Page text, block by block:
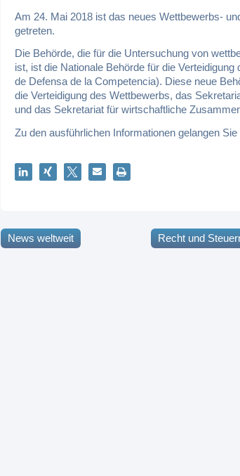
Am 24. Mai 2018 ist das neues Wettbewerbs-
getreten.
Die Behörde, die für die Untersuchung von
ist, ist die Nationale Behörde für die
de Defensa de la Competencia). Diese neue
die Verteidigung des Wettbewerbs, das
und das Sekretariat für wirtschaftliche
Zu den ausführlichen Informationen gelangen Sie
News weltweit Recht und